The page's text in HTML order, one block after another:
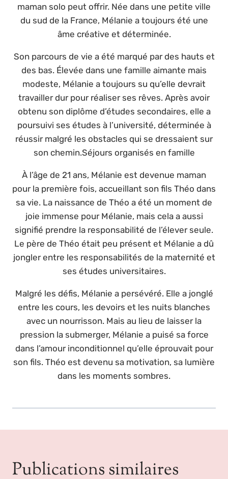
maman solo peut offrir. Née dans une petite ville
du sud de la France, Mélanie a toujours été une
âme créative et déterminée.
Son parcours de vie a été marqué par des hauts et
des bas. Élevée dans une famille aimante mais
modeste, Mélanie a toujours su qu’elle devrait
travailler dur pour réaliser ses rêves. Après avoir
obtenu son diplôme d’études secondaires, elle a
poursuivi ses études à l’université, déterminée à
réussir malgré les obstacles qui se dressaient sur
son chemin.Séjours organisés en famille
À l’âge de 21 ans, Mélanie est devenue maman
pour la première fois, accueillant son fils Théo dans
sa vie. La naissance de Théo a été un moment de
joie immense pour Mélanie, mais cela a aussi
signifié prendre la responsabilité de l’élever seule.
Le père de Théo était peu présent et Mélanie a dû
jongler entre les responsabilités de la maternité et
ses études universitaires.
Malgré les défis, Mélanie a persévéré. Elle a jonglé
entre les cours, les devoirs et les nuits blanches
avec un nourrisson. Mais au lieu de laisser la
pression la submerger, Mélanie a puisé sa force
dans l’amour inconditionnel qu’elle éprouvait pour
son fils. Théo est devenu sa motivation, sa lumière
dans les moments sombres.
Publications similaires